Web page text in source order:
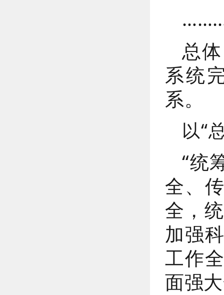
总
系统
系。
以“
“统
全、
全，
加强
工作
面强